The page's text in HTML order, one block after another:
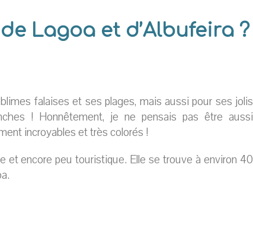
Lagoa et d’Albufeira ?
falaises et ses plages, mais aussi pour ses jolis
! Honnêtement, je ne pensais pas être aussi
incroyables et très colorés !
encore peu touristique. Elle se trouve à environ 40